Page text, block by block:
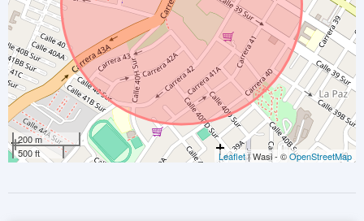
200 m
500 ft
Leaflet| Wasi - ©OpenStreetMap